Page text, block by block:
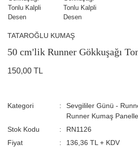
TATAROĞLU KUMAŞ
50 cm'lik Runner Gökkuşağı
150,00 TL
Kategori Sevgililer Günü -
Runner Kumaş
Stok Kodu
RN1126
Fiyat
136,36 TL + KDV